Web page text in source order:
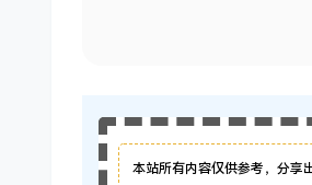
本站所有内容仅供参考，分享